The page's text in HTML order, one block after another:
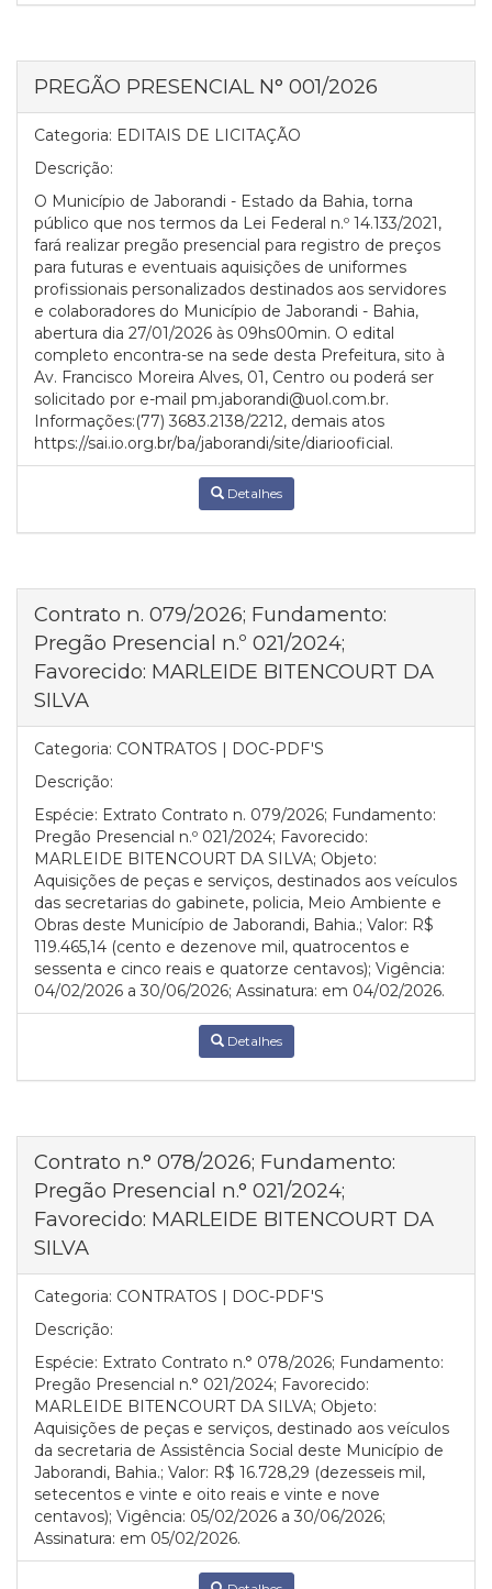
PREGÃO PRESENCIAL N° 001/2026
Categoria: EDITAIS DE LICITAÇÃO
Descrição:
O Município de Jaborandi - Estado da Bahia, torna
público que nos termos da Lei Federal n.º 14.133/2021,
fará realizar pregão presencial para registro de preços
para futuras e eventuais aquisições de uniformes
profissionais personalizados destinados aos servidores
e colaboradores do Município de Jaborandi - Bahia,
abertura dia 27/01/2026 às 09hs00min. O edital
completo encontra-se na sede desta Prefeitura, sito à
Av. Francisco Moreira Alves, 01, Centro ou poderá ser
solicitado por e-mail pm.jaborandi@uol.com.br.
Informações:(77) 3683.2138/2212, demais atos
https://sai.io.org.br/ba/jaborandi/site/diariooficial.
Detalhes
Contrato n. 079/2026; Fundamento:
Pregão Presencial n.º 021/2024;
Favorecido: MARLEIDE BITENCOURT DA
SILVA
Categoria: CONTRATOS | DOC-PDF'S
Descrição:
Espécie: Extrato Contrato n. 079/2026; Fundamento:
Pregão Presencial n.º 021/2024; Favorecido:
MARLEIDE BITENCOURT DA SILVA; Objeto:
Aquisições de peças e serviços, destinados aos veículos
das secretarias do gabinete, policia, Meio Ambiente e
Obras deste Município de Jaborandi, Bahia.; Valor: R$
119.465,14 (cento e dezenove mil, quatrocentos e
sessenta e cinco reais e quatorze centavos); Vigência:
04/02/2026 a 30/06/2026; Assinatura: em 04/02/2026.
Detalhes
Contrato n.° 078/2026; Fundamento:
Pregão Presencial n.° 021/2024;
Favorecido: MARLEIDE BITENCOURT DA
SILVA
Categoria: CONTRATOS | DOC-PDF'S
Descrição:
Espécie: Extrato Contrato n.° 078/2026; Fundamento:
Pregão Presencial n.° 021/2024; Favorecido:
MARLEIDE BITENCOURT DA SILVA; Objeto:
Aquisições de peças e serviços, destinado aos veículos
da secretaria de Assistência Social deste Município de
Jaborandi, Bahia.; Valor: R$ 16.728,29 (dezesseis mil,
setecentos e vinte e oito reais e vinte e nove
centavos); Vigência: 05/02/2026 a 30/06/2026;
Assinatura: em 05/02/2026.